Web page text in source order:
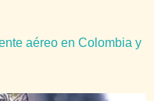
aéreo en Colombia y